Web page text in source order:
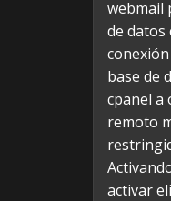
webmail
de datos
base de
cpanel a
remoto
activar